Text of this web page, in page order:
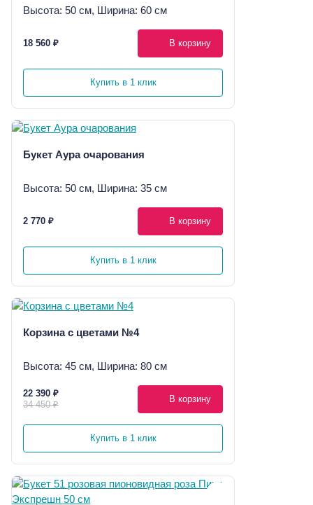
Высота: 50 см, Ширина: 60 см
18 560 ₽ В корзину
Купить в 1 клик
Букет Аура очарования
Высота: 50 см, Ширина: 35 см
2 770 ₽ В корзину
Купить в 1 клик
Корзина с цветами №4
Высота: 45 см, Ширина: 80 см
22 390 ₽
34 450 ₽
В корзину
Купить в 1 клик